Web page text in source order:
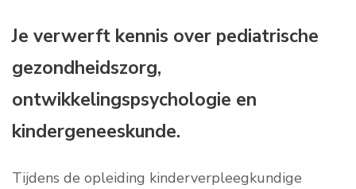
Je verwerft kennis over pediatrische
gezondheidszorg,
ontwikkelingspsychologie en
kindergeneeskunde.
Tijdens de opleiding kinderverpleegkundige